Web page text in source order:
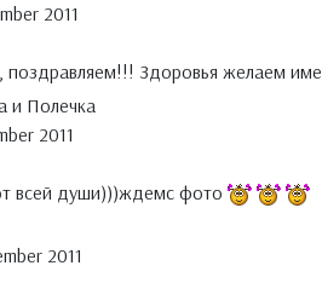
2011
поздравляем!!! Здоровья желаем
и Полечка
2011
всей души)))ждемс фото
2011